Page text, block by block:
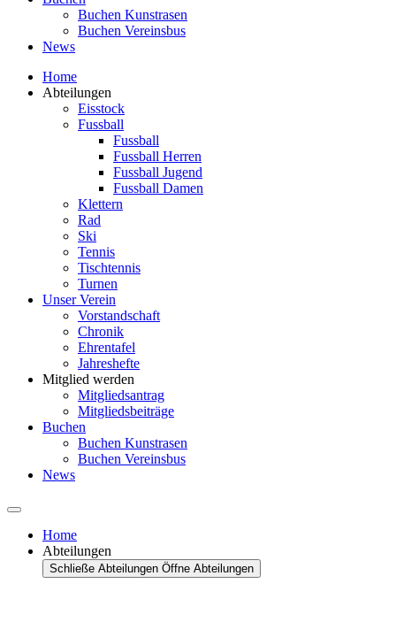
Buchen Kunstrasen
Buchen Vereinsbus
News
Home
Abteilungen
Eisstock
Fussball
Fussball
Fussball Herren
Fussball Jugend
Fussball Damen
Klettern
Rad
Ski
Tennis
Tischtennis
Turnen
Unser Verein
Vorstandschaft
Chronik
Ehrentafel
Jahreshefte
Mitglied werden
Mitgliedsantrag
Mitgliedsbeiträge
Buchen
Buchen Kunstrasen
Buchen Vereinsbus
News
Home
Abteilungen
Schließe Abteilungen Öffne Abteilungen